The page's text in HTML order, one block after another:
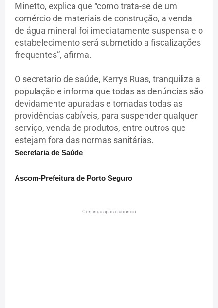
Minetto, explica que “como trata-se de um
comércio de materiais de construção, a venda
de água mineral foi imediatamente suspensa e o
estabelecimento será submetido a fiscalizações
frequentes”, afirma.
O secretario de saúde, Kerrys Ruas, tranquiliza a
população e informa que todas as denúncias são
devidamente apuradas e tomadas todas as
providências cabíveis, para suspender qualquer
serviço, venda de produtos, entre outros que
estejam fora das normas sanitárias.
Secretaria de Saúde
Ascom-Prefeitura de Porto Seguro
Continua após o anuncio